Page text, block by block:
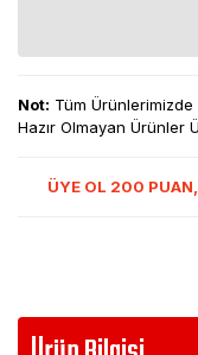
Not: Tüm Ürünlerimizde
Hazır Olmayan Ürünler
ÜYE OL 200